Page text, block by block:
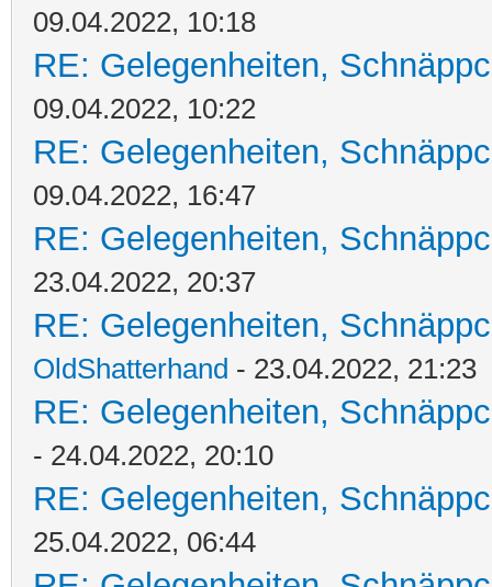
09.04.2022, 10:18
RE: Gelegenheiten,
09.04.2022, 10:22
RE: Gelegenheiten,
09.04.2022, 16:47
RE: Gelegenheiten,
23.04.2022, 20:37
RE: Gelegenheiten,
OldShatterhand - 23.04.2022, 21:23
RE: Gelegenheiten,
- 24.04.2022, 20:10
RE: Gelegenheiten,
25.04.2022, 06:44